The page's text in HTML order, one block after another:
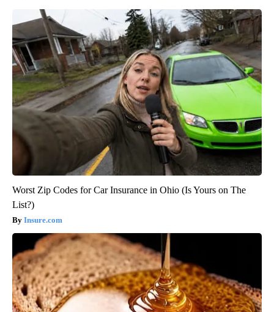
Worst Zip Codes for Car Insurance in Ohio (Is Yours on The
List?)
Insure.com